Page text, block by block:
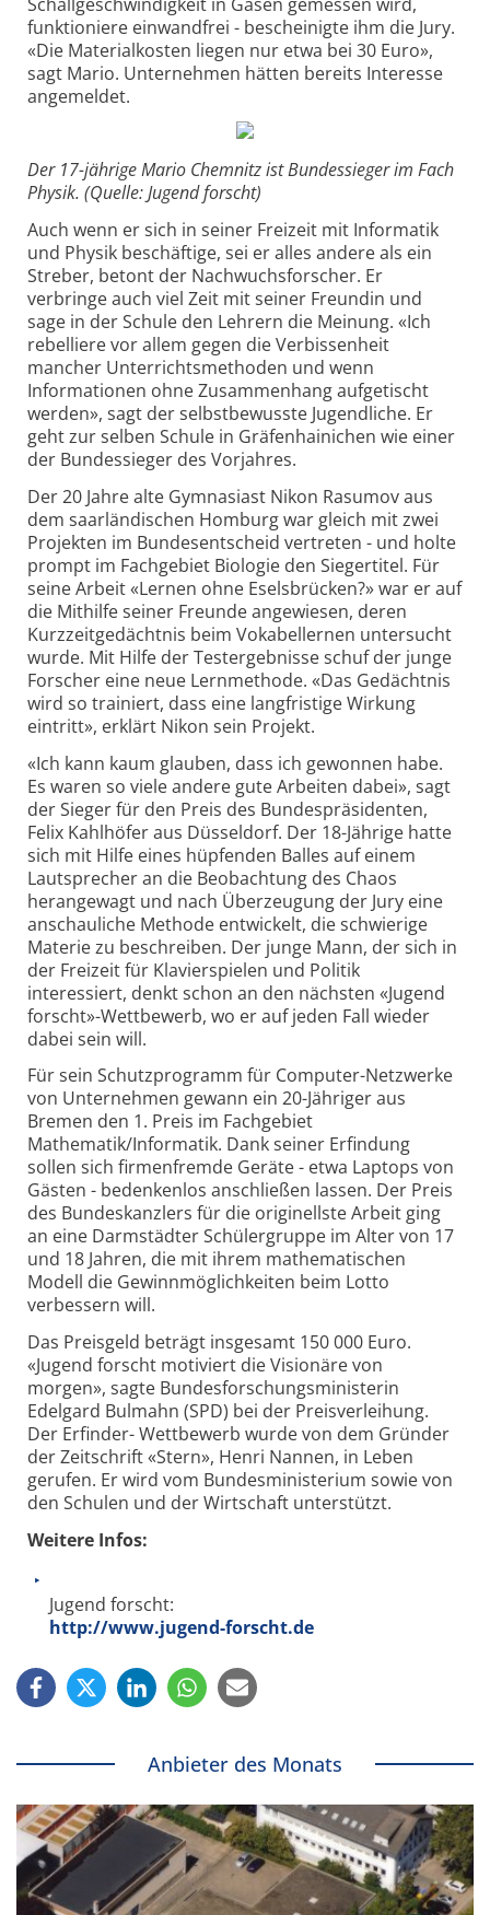
funktioniere einwandfrei - bescheinigte ihm die Jury.
«Die Materialkosten liegen nur etwa bei 30 Euro»,
sagt Mario. Unternehmen hätten bereits Interesse
angemeldet.
Der 17-jährige Mario Chemnitz ist Bundessieger im Fach
Physik. (Quelle: Jugend forscht)
Auch wenn er sich in seiner Freizeit mit Informatik
und Physik beschäftige, sei er alles andere als ein
Streber, betont der Nachwuchsforscher. Er
verbringe auch viel Zeit mit seiner Freundin und
sage in der Schule den Lehrern die Meinung. «Ich
rebelliere vor allem gegen die Verbissenheit
mancher Unterrichtsmethoden und wenn
Informationen ohne Zusammenhang aufgetischt
werden», sagt der selbstbewusste Jugendliche. Er
geht zur selben Schule in Gräfenhainichen wie einer
der Bundessieger des Vorjahres.
Der 20 Jahre alte Gymnasiast Nikon Rasumov aus
dem saarländischen Homburg war gleich mit zwei
Projekten im Bundesentscheid vertreten - und holte
prompt im Fachgebiet Biologie den Siegertitel. Für
seine Arbeit «Lernen ohne Eselsbrücken?» war er auf
die Mithilfe seiner Freunde angewiesen, deren
Kurzzeitgedächtnis beim Vokabellernen untersucht
wurde. Mit Hilfe der Testergebnisse schuf der junge
Forscher eine neue Lernmethode. «Das Gedächtnis
wird so trainiert, dass eine langfristige Wirkung
eintritt», erklärt Nikon sein Projekt.
«Ich kann kaum glauben, dass ich gewonnen habe.
Es waren so viele andere gute Arbeiten dabei», sagt
der Sieger für den Preis des Bundespräsidenten,
Felix Kahlhöfer aus Düsseldorf. Der 18-Jährige hatte
sich mit Hilfe eines hüpfenden Balles auf einem
Lautsprecher an die Beobachtung des Chaos
herangewagt und nach Überzeugung der Jury eine
anschauliche Methode entwickelt, die schwierige
Materie zu beschreiben. Der junge Mann, der sich in
der Freizeit für Klavierspielen und Politik
interessiert, denkt schon an den nächsten «Jugend
forscht»-Wettbewerb, wo er auf jeden Fall wieder
dabei sein will.
Für sein Schutzprogramm für Computer-Netzwerke
von Unternehmen gewann ein 20-Jähriger aus
Bremen den 1. Preis im Fachgebiet
Mathematik/Informatik. Dank seiner Erfindung
sollen sich firmenfremde Geräte - etwa Laptops von
Gästen - bedenkenlos anschließen lassen. Der Preis
des Bundeskanzlers für die originellste Arbeit ging
an eine Darmstädter Schülergruppe im Alter von 17
und 18 Jahren, die mit ihrem mathematischen
Modell die Gewinnmöglichkeiten beim Lotto
verbessern will.
Das Preisgeld beträgt insgesamt 150 000 Euro.
«Jugend forscht motiviert die Visionäre von
morgen», sagte Bundesforschungsministerin
Edelgard Bulmahn (SPD) bei der Preisverleihung.
Der Erfinder- Wettbewerb wurde von dem Gründer
der Zeitschrift «Stern», Henri Nannen, in Leben
gerufen. Er wird vom Bundesministerium sowie von
den Schulen und der Wirtschaft unterstützt.
Weitere Infos:
Jugend forscht:
http://www.jugend-forscht.de
Anbieter des Monats